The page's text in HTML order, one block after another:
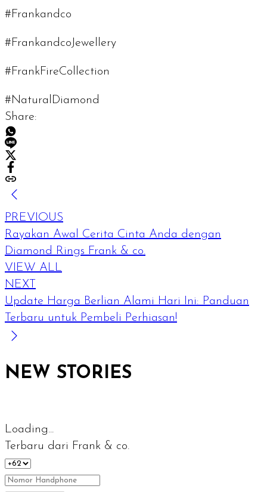
#Frankandco
#FrankandcoJewellery
#FrankFireCollection
#NaturalDiamond
Share:
PREVIOUS
Rayakan Awal Cerita Cinta Anda dengan
Diamond Rings Frank & co.
VIEW ALL
NEXT
Update Harga Berlian Alami Hari Ini: Panduan
Terbaru untuk Pembeli Perhiasan!
NEW STORIES
Loading...
Terbaru dari Frank & co.